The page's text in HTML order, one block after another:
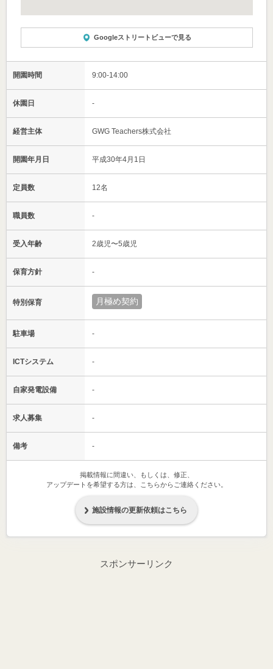
Googleストリートビューで見る
開園時間 9:00-14:00
休園日 -
経営主体 GWG Teachers株式会社
開園年月日 平成30年4月1日
定員数 12名
職員数 -
受入年齢 2歳児〜5歳児
保育方針 -
特別保育 月極め契約
駐車場 -
ICTシステム -
自家発電設備 -
求人募集 -
備考 -
掲載情報に間違い、もしくは、修正、
アップデートを希望する方は、こちらからご連絡ください。
施設情報の更新依頼はこちら
スポンサーリンク